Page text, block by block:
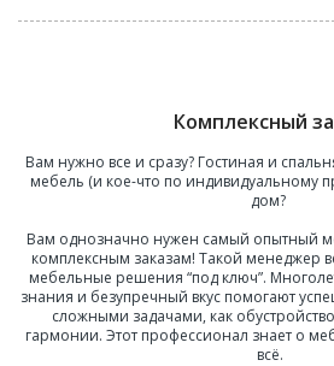
Комплексный
Вам нужно все и сразу? Гостиная и
мебель (и кое-что по индивидуальному
дом?
Вам однозначно нужен самый опытный
комплексным заказам! Такой менеджер
мебельные решения “под ключ”.
знания и безупречный вкус помогают
сложными задачами, как
гармонии. Этот профессионал знает о
всё.